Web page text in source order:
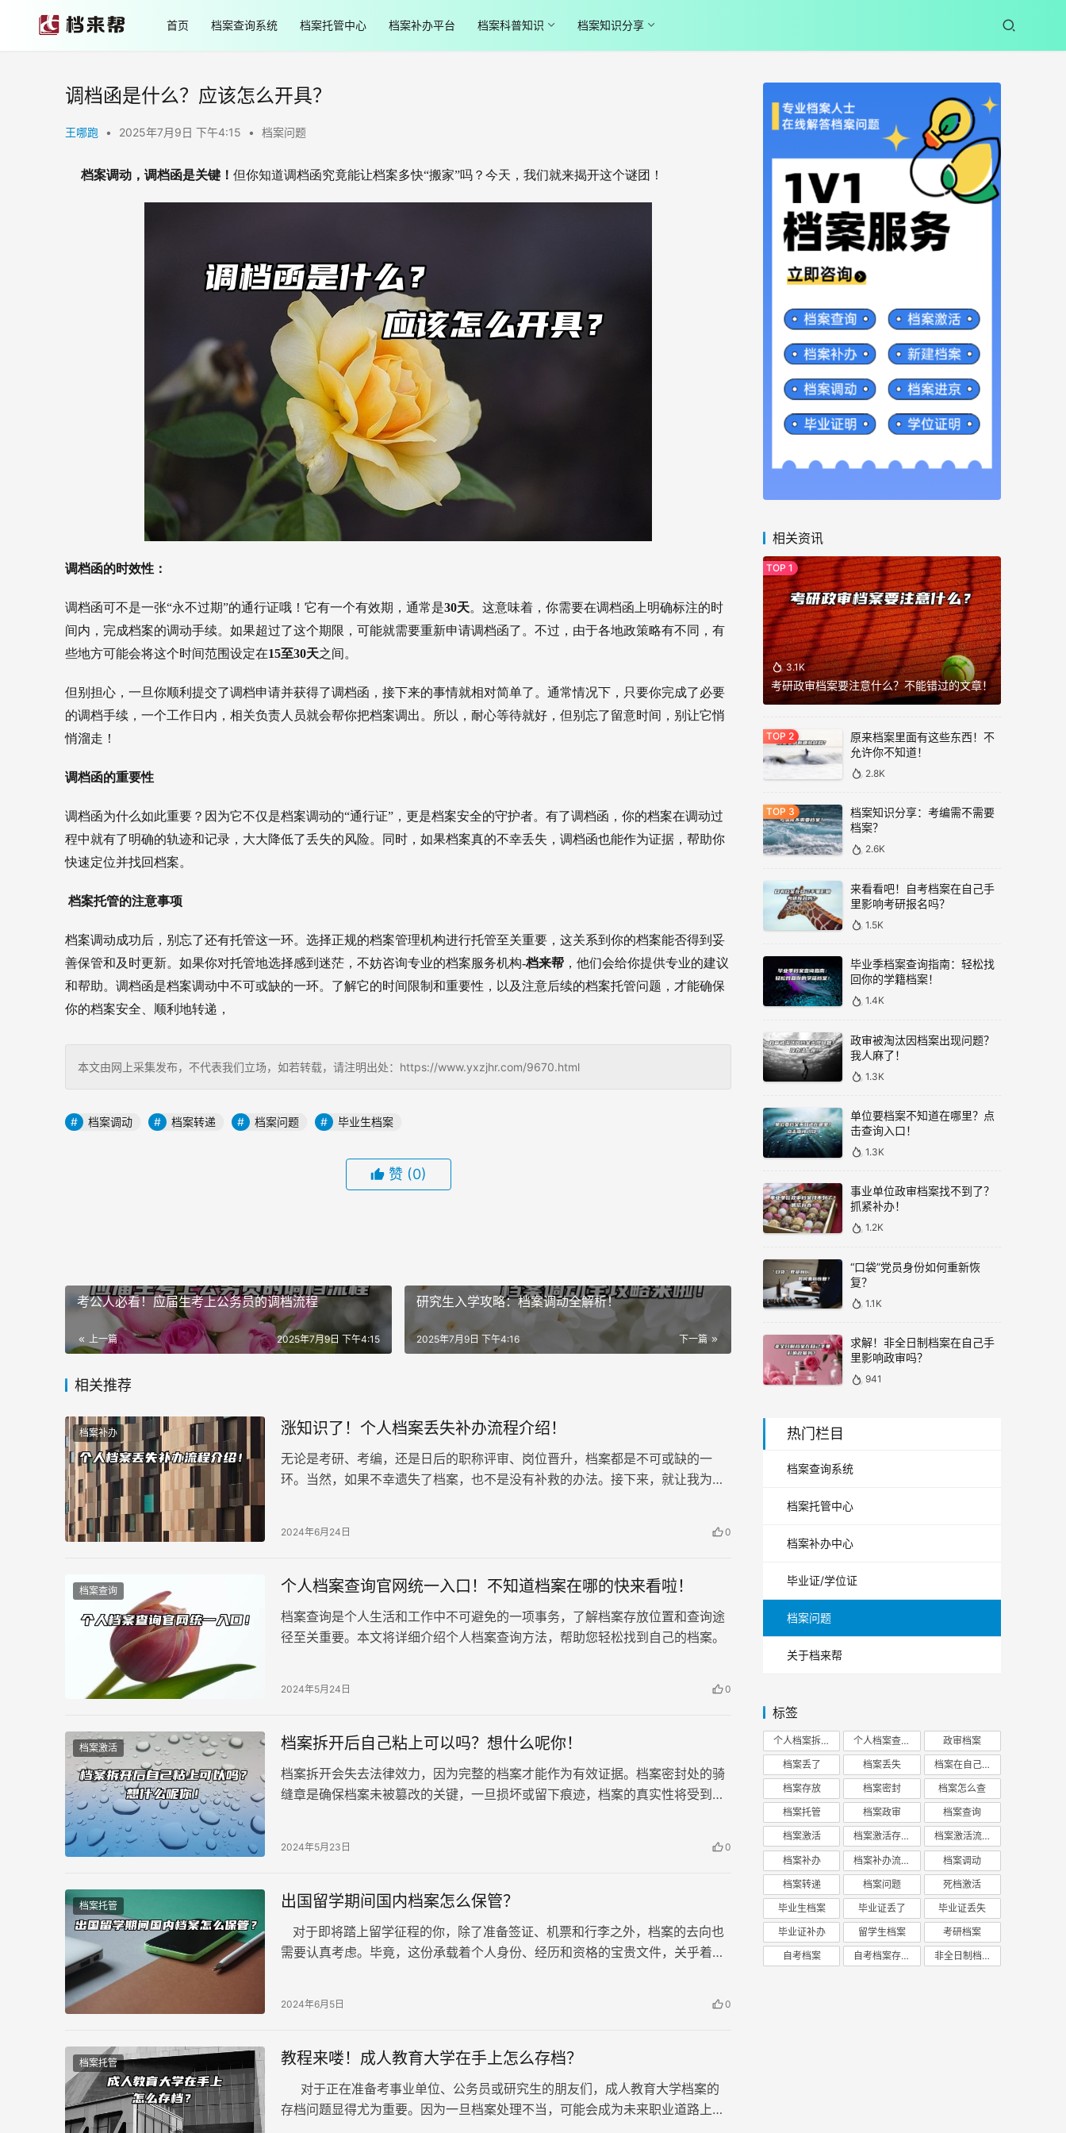
首页 档案查询系统 档案托管中心 档案补办平台 档案科普知识 档案知识分享
调档函是什么？应该怎么开具？
王哪跑 • 2025年7月9日 下午4:15 • 档案问题
档案调动，调档函是关键！ 但你知道调档函究竟能让档案多快“搬家”吗？今天，我们就来揭开这个谜团！
调档函的时效性：
调档函可不是一张“永不过期”的通行证哦！它有一个有效期，通常是30天。这意味着，你需要在调档函上明确标注的时
间内，完成档案的调动手续。如果超过了这个期限，可能就需要重新申请调档函了。不过，由于各地政策略有不同，有
些地方可能会将这个时间范围设定在15至30天之间。
但别担心，一旦你顺利提交了调档申请并获得了调档函，接下来的事情就相对简单了。通常情况下，只要你完成了必要
的调档手续，一个工作日内，相关负责人员就会帮你把档案调出。所以，耐心等待就好，但别忘了留意时间，别让它悄
悄溜走！
调档函的重要性
调档函为什么如此重要？因为它不仅是档案调动的“通行证”，更是档案安全的守护者。有了调档函，你的档案在调动过
程中就有了明确的轨迹和记录，大大降低了丢失的风险。同时，如果档案真的不幸丢失，调档函也能作为证据，帮助你
快速定位并找回档案。
档案托管的注意事项
档案调动成功后，别忘了还有托管这一环。选择正规的档案管理机构进行托管至关重要，这关系到你的档案能否得到妥
善保管和及时更新。如果你对托管地选择感到迷茫，不妨咨询专业的档案服务机构-档来帮 ，他们会给你提供专业的建议
和帮助。 调档函是档案调动中不可或缺的一环。了解它的时间限制和重要性，以及注意后续的档案托管问题，才能确保
你的档案安全、顺利地转递，
本文由网上采集发布，不代表我们立场，如若转载，请注明出处：https://www.yxzjhr.com/9670.html
档案调动 档案转递 档案问题 毕业生档案
赞 (0)
考公人必看！应届生考上公务员的调档流程
上一篇 2025年7月9日 下午4:15
研究生入学攻略：档案调动全解析！
下一篇
2025年7月9日 下午4:16
相关推荐
档案补办 涨知识了！个人档案丢失补办流程介绍！
无论是考研、考编，还是日后的职称评审、岗位晋升，档案都是不可或缺的一
环。当然，如果不幸遗失了档案，也不是没有补救的办法。接下来，就让我为大
2024年6月24日 0
档案查询 个人档案查询官网统一入口！不知道档案在哪的快来看啦！
档案查询是个人生活和工作中不可避免的一项事务，了解档案存放位置和查询途
径至关重要。本文将详细介绍个人档案查询方法，帮助您轻松找到自己的档案。
2024年5月24日 0
档案激活 档案拆开后自己粘上可以吗？想什么呢你！
档案拆开会失去法律效力，因为完整的档案才能作为有效证据。档案密封处的骑
缝章是确保档案未被篡改的关键，一旦损坏或留下痕迹，档案的真实性将受到严
2024年5月23日 0
档案托管 出国留学期间国内档案怎么保管？
对于即将踏上留学征程的你，除了准备签证、机票和行李之外，档案的去向也
需要认真考虑。毕竟，这份承载着个人身份、经历和资格的宝贵文件，关乎着你
2024年6月5日 0
档案托管 教程来喽！成人教育大学在手上怎么存档？
对于正在准备考事业单位、公务员或研究生的朋友们，成人教育大学档案的
存档问题显得尤为重要。因为一旦档案处理不当，可能会成为未来职业道路上的
相关资讯
3.1K
考研政审档案要注意什么？不能错过的文章！
原来档案里面有这些东西！不
允许你不知道！
2.8K
档案知识分享：考编需不需要
档案？
2.6K
来看看吧！自考档案在自己手
里影响考研报名吗？
1.5K
毕业季档案查询指南：轻松找
回你的学籍档案！
1.4K
政审被淘汰因档案出现问题？
我人麻了！
1.3K
单位要档案不知道在哪里？点
击查询入口！
1.3K
事业单位政审档案找不到了？
抓紧补办！
1.2K
“口袋”党员身份如何重新恢
复？
1.1K
求解！非全日制档案在自己手
里影响政审吗？
941
热门栏目
档案查询系统
档案托管中心
档案补办中心
毕业证/学位证
档案问题
关于档来帮
标签
个人档案拆开 个人档案查询 政审档案
档案丢了 档案丢失 档案在自己手里
档案存放 档案密封 档案怎么查
档案托管 档案政审 档案查询
档案激活 档案激活存放 档案激活流程
档案补办 档案补办流程 档案调动
档案转递 档案问题 死档激活
毕业生档案 毕业证丢了 毕业证丢失
毕业证补办 留学生档案 考研档案
自考档案 自考档案存放 非全日制档案